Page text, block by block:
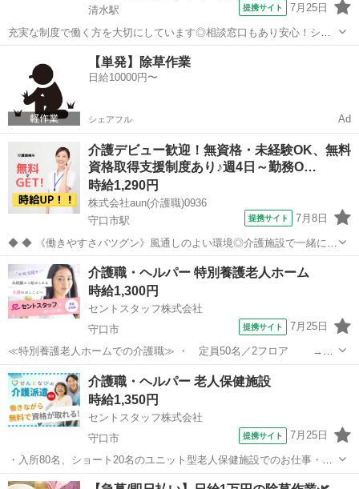
清水駅
提携サイト 7月25日
充実な制度で働く方を大切にしています◎相談窓口もあり安心！シフ
ト勤務で働きやすさ抜群の環境です。 ★☆ 働きやすいメリット多数
り添い、ゆっくりと時間をか...
清水駅 介護
【単発】除草作業
日給10000円〜
シェアフル Ad
介護デビュー歓迎！無資格・未経験OK、無料
資格取得支援制度あり♪週4日～勤務O…
時給1,290円
株式会社aun(介護職)0936
守口市駅
提携サイト 7月8日
◆ ◆ 《働きやすさバツグン》風通しのよい環境◎介護施設で一緒に働
きませんか？ スタッフのサポート体制やのびのびとした職場環境も魅
力のひとつ！ みんなが働きやすい環境づくりに注力しています。 私た
ちと一緒にお仕事始めませ...
大阪 守口市 守口市駅 介護
介護職・ヘルパー 特別養護老人ホーム
時給1,300円
セントスタッフ株式会社
守口市
提携サイト 7月25日
≪特別養護老人ホームでの介護職≫ ・ 定員50名／2フロア →配
属はフロア固定となります！ ・ 介護職／派遣のおしごと ・ 早・
日・遅・夜 →勤務日数、希望シフトご相談ください ≪お仕事内容
≫ 特別養護老人ホーム...
大阪 守口市 介護
介護職・ヘルパー 老人保健施設
時給1,350円
セントスタッフ株式会社
守口市
提携サイト 7月25日
・入所80名、ショート20名のユニット型老人保健施設でのお仕事・
・ 2014年ＯＰＥＮのきれいな施設です・ ・ 夜間も看護師常駐！系
大阪 守口市 介護